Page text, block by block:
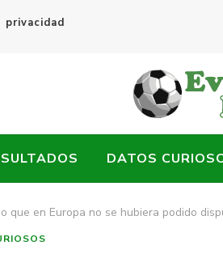
DATOS
que en Europa no se hubiera podido